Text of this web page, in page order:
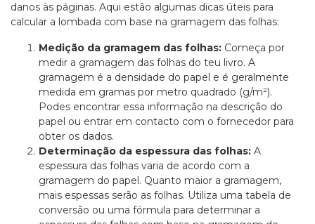
danos às páginas. Aqui estão algumas dicas úteis para
calcular a lombada com base na gramagem das folhas:
Medição da gramagem das folhas: Começa por
medir a gramagem das folhas do teu livro. A
gramagem é a densidade do papel e é geralmente
medida em gramas por metro quadrado (g/m²).
Podes encontrar essa informação na descrição do
papel ou entrar em contacto com o fornecedor para
obter os dados.
Determinação da espessura das folhas: A
espessura das folhas varia de acordo com a
gramagem do papel. Quanto maior a gramagem,
mais espessas serão as folhas. Utiliza uma tabela de
conversão ou uma fórmula para determinar a